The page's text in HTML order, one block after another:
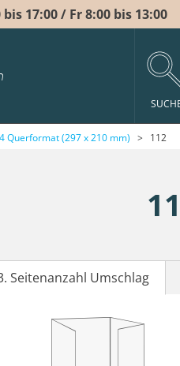
17:00 / Fr 8:00 bis 13:00
Querformat (297 x 210 mm) > 112
Seitenanzahl Umschlag